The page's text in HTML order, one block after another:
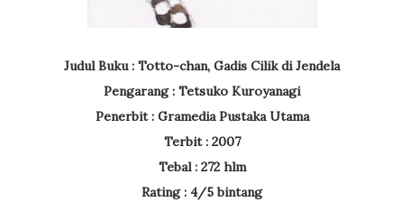
Judul Buku : Totto-chan, Gadis Cilik di Jendela
Pengarang : Tetsuko Kuroyanagi
Penerbit : Gramedia Pustaka Utama
Terbit : 2007
Tebal : 272 hlm
Rating : 4/5 bintang